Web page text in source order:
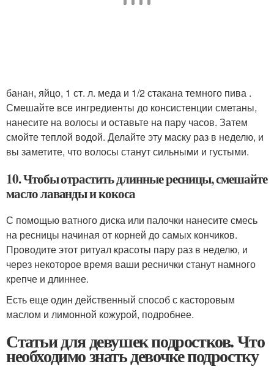
банан, яйцо, 1 ст. л. меда и 1/2 стакана темного пива .
Смешайте все ингредиенты до консистенции сметаны,
нанесите на волосы и оставьте на пару часов. Затем
смойте теплой водой. Делайте эту маску раз в неделю, и
вы заметите, что волосы станут сильными и густыми.
10. Чтобы отрастить длинные ресницы, смешайте
масло лаванды и кокоса
С помощью ватного диска или палочки нанесите смесь
на ресницы начиная от корней до самых кончиков.
Проводите этот ритуал красоты пару раз в неделю, и
через некоторое время ваши реснички станут намного
крепче и длиннее.
Есть еще один действенный способ с касторовым
маслом и лимонной кожурой, подробнее.
Статьи для девушек подростков. Что
необходимо знать девочке подростку